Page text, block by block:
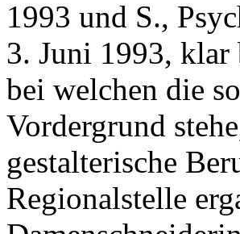
1993 und S.,
3. Juni 1993, klar
bei welchen die
Vordergrund
gestalterische
Regionalstelle